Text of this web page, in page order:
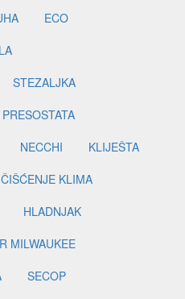
ECO
STEZALJKA
NECCHI
KLIJEŠTA
KLIMA
HLADNJAK
MILWAUKEE
SECOP